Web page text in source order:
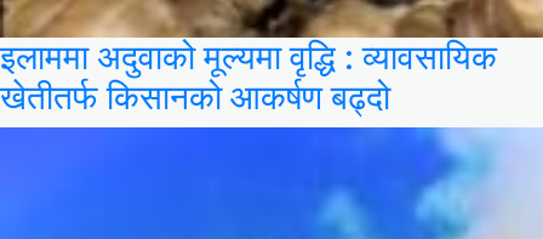
इलाममा अदुवाको मूल्यमा वृद्धि : व्यावसायिक
खेतीतर्फ किसानको आकर्षण बढ्दो